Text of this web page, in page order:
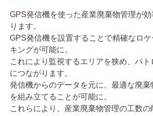
GPS発信機を使った産業廃棄物管理が
ります。
GPS発信機を設置することで精確なロ
キングが可能に。
これにより監視するエリアを狭め、パ
につながります。
発信機からのデータを元に、最適な廃棄
を組み立てることが可能に。
これらにより、産業廃棄物管理の工数の